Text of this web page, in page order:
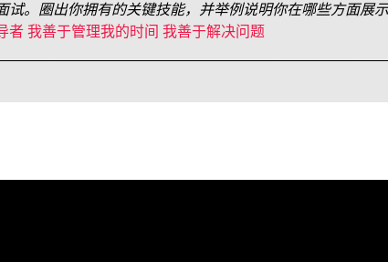
。圈出你拥有的关键技能，并举例说明你在哪些方面展示
者 我善于管理我的时间 我善于解决问题